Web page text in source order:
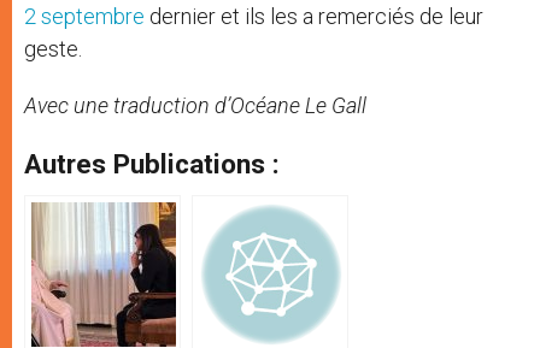
2 septembre dernier et ils les a remerciés de leur
geste.
Avec une traduction d’Océane Le Gall
Autres Publications :